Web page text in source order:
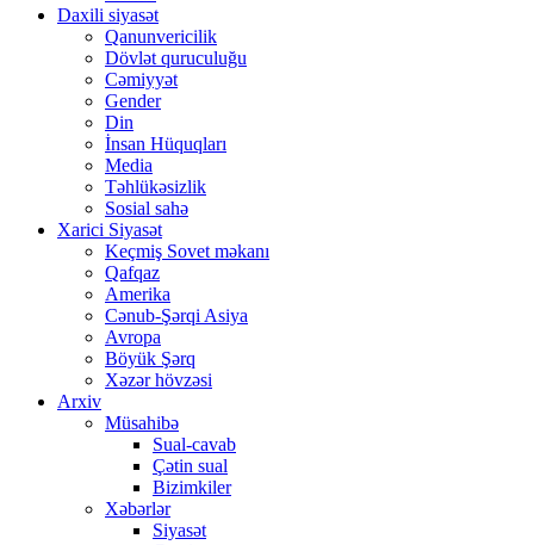
Daxili siyasət
Qanunvericilik
Dövlət quruculuğu
Cəmiyyət
Gender
Din
İnsan Hüquqları
Media
Təhlükəsizlik
Sosial sahə
Xarici Siyasət
Keçmiş Sovet məkanı
Qafqaz
Amerika
Cənub-Şərqi Asiya
Avropa
Böyük Şərq
Xəzər hövzəsi
Arxiv
Müsahibə
Sual-cavab
Çətin sual
Bizimkiler
Xəbərlər
Siyasət